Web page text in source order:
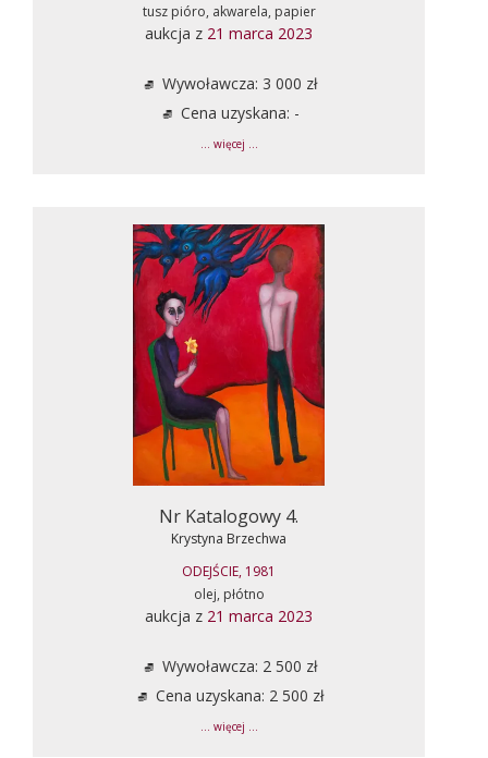
tusz pióro, akwarela, papier
aukcja z 21 marca 2023
Wywoławcza: 3 000 zł
Cena uzyskana: -
... więcej ...
Nr Katalogowy 4.
Krystyna Brzechwa
ODEJŚCIE, 1981
olej, płótno
aukcja z 21 marca 2023
Wywoławcza: 2 500 zł
Cena uzyskana: 2 500 zł
... więcej ...